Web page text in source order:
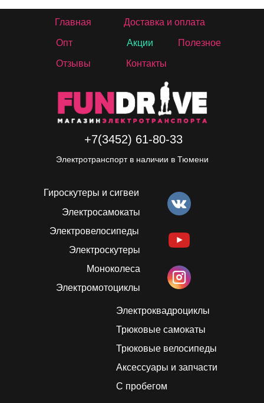
Гироскутеры и сигвеи
Электросамокаты
Электровелосипеды
Электроскутеры
Моноколеса
Электромотоциклы
Электроквадроциклы
Трюковые самокаты
Трюковые велосипеды
Аксессуары и запчасти
С пробегом
Главная Доставка и оплата
Опт
Отзывы
Акции
Контакты
+7(3452) 61-80-33
Электротранспорт в наличии в Тюмени
Полезное